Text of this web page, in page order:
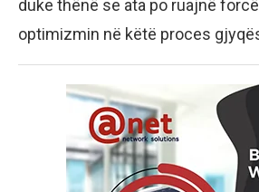
duke thënë se ata po ruajnë
optimizmin në këtë proces